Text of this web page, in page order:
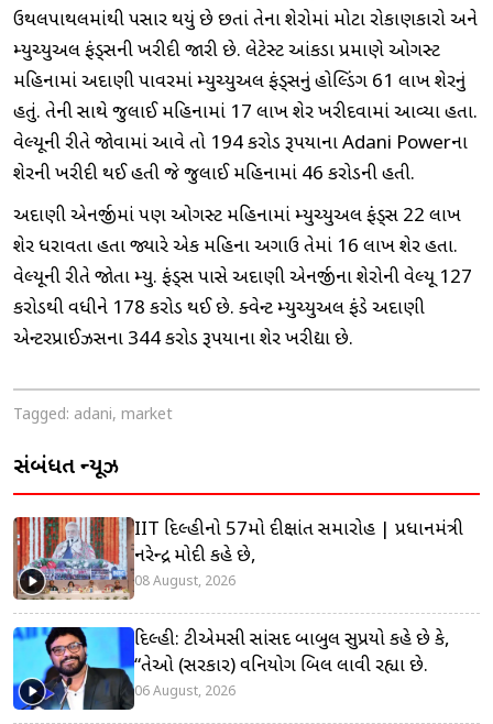
ઉથલપાથલમાંથી પસાર થયું છે છતાં તેના શેરોમાં મોટા રોકાણકારો અને
મ્યુચ્યુઅલ ફંડ્સની ખરીદી જારી છે. લેટેસ્ટ આંકડા પ્રમાણે ઓગસ્ટ
મહિનામાં અદાણી પાવરમાં મ્યુચ્યુઅલ ફંડ્સનું હોલ્ડિંગ 61 લાખ શેરનું
હતું. તેની સાથે જુલાઈ મહિનામાં 17 લાખ શેર ખરીદવામાં આવ્યા હતા.
વેલ્યૂની રીતે જોવામાં આવે તો 194 કરોડ રૂપિયાના Adani Powerના
શેરની ખરીદી થઈ હતી જે જુલાઈ મહિનામાં 46 કરોડની હતી.
અદાણી એનર્જીમાં પણ ઓગસ્ટ મહિનામાં મ્યુચ્યુઅલ ફંડ્સ 22 લાખ
શેર ધરાવતા હતા જ્યારે એક મહિના અગાઉ તેમાં 16 લાખ શેર હતા.
વેલ્યૂની રીતે જોતા મ્યુ. ફંડ્સ પાસે અદાણી એનર્જીના શેરોની વેલ્યૂ 127
કરોડથી વધીને 178 કરોડ થઈ છે. ક્વેન્ટ મ્યુચ્યુઅલ ફંડે અદાણી
એન્ટરપ્રાઈઝિસના 344 કરોડ રૂપિયાના શેર ખરીદ્યા છે.
Tagged: adani, market
સંબંધિત ન્યૂઝ
IIT દિલ્હીનો 57મો દીક્ષાંત સમારોહ | પ્રધાનમંત્રી
નરેન્દ્ર મોદી કહે છે,
08 August, 2026
દિલ્હી: ટીએમસી સાંસદ બાબુલ સુપ્રિયો કહે છે કે,
“તેઓ (સરકાર) વિનિયોગ બિલ લાવી રહ્યા છે.
06 August, 2026